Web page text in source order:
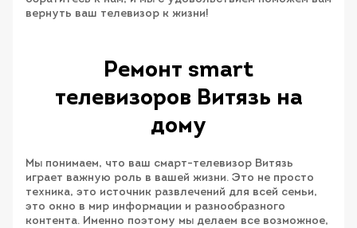
вернуть ваш телевизор к жизни!
Ремонт smart
телевизоров Витязь на
дому
Мы понимаем, что ваш смарт-телевизор Витязь
играет важную роль в вашей жизни. Это не просто
техника, это источник развлечений для всей семьи,
это окно в мир информации и разнообразного
контента. Именно поэтому мы делаем все возможное,